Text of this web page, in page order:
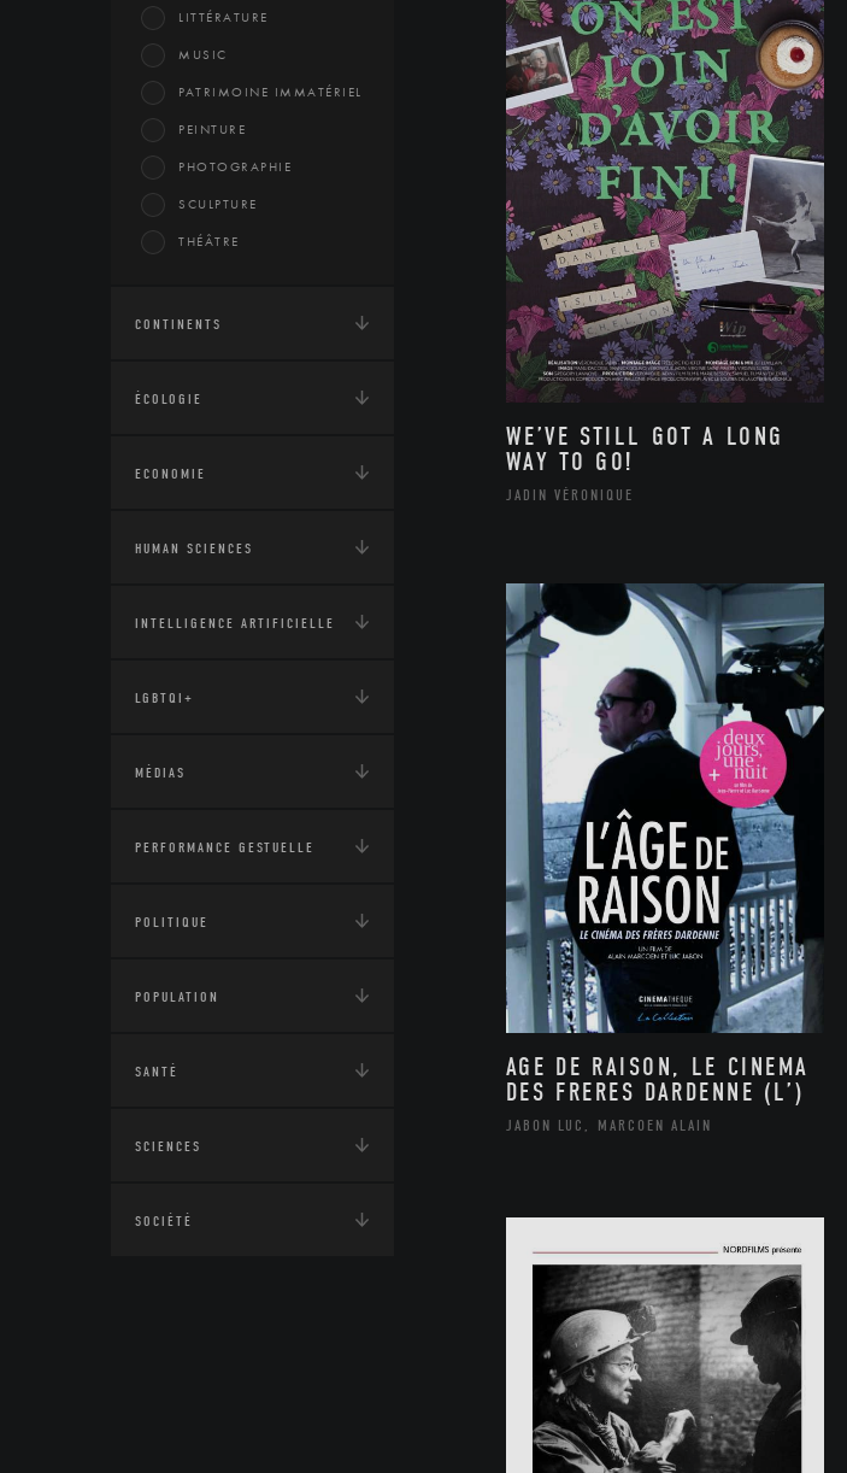
LITTÉRATURE
MUSIC
PATRIMOINE IMMATÉRIEL
PEINTURE
PHOTOGRAPHIE
SCULPTURE
THÉÂTRE
CONTINENTS
ÉCOLOGIE
ECONOMIE
HUMAN SCIENCES
INTELLIGENCE ARTIFICIELLE
LGBTQI+
MÉDIAS
PERFORMANCE GESTUELLE
POLITIQUE
POPULATION
SANTÉ
SCIENCES
SOCIÉTÉ
WE’VE STILL GOT A LONG
WAY TO GO!
JADIN VÉRONIQUE
AGE DE RAISON, LE CINEMA
DES FRERES DARDENNE (L’)
JABON LUC, MARCOEN ALAIN